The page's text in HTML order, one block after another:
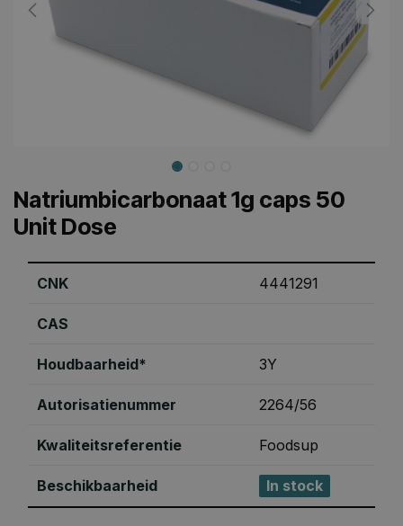
Natriumbicarbonaat 1g caps 50
Unit Dose
CNK 4441291
CAS
Houdbaarheid* 3Y
Autorisatienummer 2264/56
Kwaliteitsreferentie Foodsup
Beschikbaarheid In stock